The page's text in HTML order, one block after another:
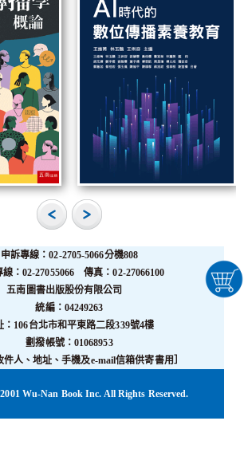
申訴專線：02-2705-5066分機808
線：02-27055066 傳真：02-27066100
五南圖書出版股份有限公司
統編：04249263
：106台北市和平東路二段339號4樓
劃撥帳號：01068953
件人、地址、手機及e-mail信箱供寄書用］
Wu-Nan Book Inc. All Rights Reserved.